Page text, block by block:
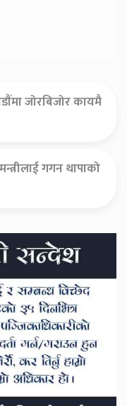
जोरबिजोर कायमै
गगन थापाको